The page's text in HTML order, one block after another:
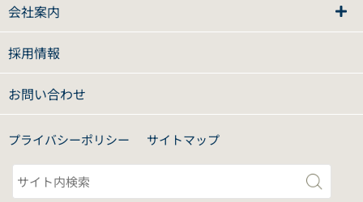
会社案内
採用情報
お問い合わせ
プライバシーポリシー サイトマップ